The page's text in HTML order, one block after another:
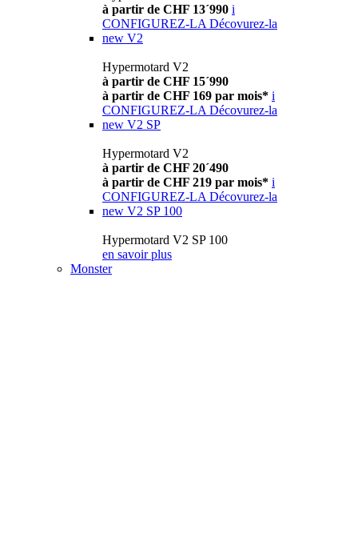
à partir de CHF 13´990 i
CONFIGUREZ-LA Décovurez-la
new V2
Hypermotard V2
à partir de CHF 15´990
à partir de CHF 169 par mois* i
CONFIGUREZ-LA Décovurez-la
new V2 SP
Hypermotard V2
à partir de CHF 20´490
à partir de CHF 219 par mois* i
CONFIGUREZ-LA Décovurez-la
new V2 SP 100
Hypermotard V2 SP 100
en savoir plus
Monster